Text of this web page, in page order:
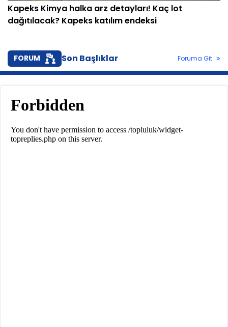
Kapeks Kimya halka arz detayları! Kaç lot
dağıtılacak? Kapeks katılım endeksi
FORUM Son Başlıklar Foruma Git